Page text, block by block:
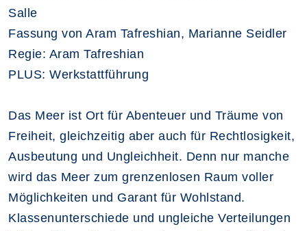
Salle
Fassung von Aram Tafreshian, Marianne Seidler
Regie: Aram Tafreshian
PLUS: Werkstattführung
Das Meer ist Ort für Abenteuer und Träume von
Freiheit, gleichzeitig aber auch für Rechtlosigkeit,
Ausbeutung und Ungleichheit. Denn nur manche
wird das Meer zum grenzenlosen Raum voller
Möglichkeiten und Garant für Wohlstand.
Klassenunterschiede und ungleiche Verteilungen